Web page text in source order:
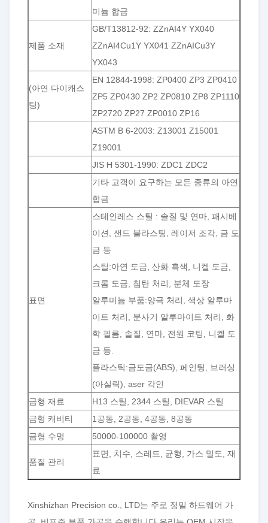
미늄 합금
제품 소재
GB/T13812-92: ZZnAI4Y YX040
ZZnAI4Cu1Y YX041 ZZnAICu3Y
YX043
(아연 다이캐스
팅)
EN 12844-1998: ZP0400 ZP3 ZP0410
ZP5 ZP0430 ZP2 ZP0810 ZP8 ZP1110
ZP2720 ZP27 ZP0010 ZP16
ASTM B 6-2003: Z13001 Z15001
Z19001
JIS H 5301-1990: ZDC1 ZDC2
기타 고객이 요구하는 모든 종류의 아연
합금
표면
스테인레스 스틸 : 솔질 및 연마, 패시베
이션, 샌드 블라스팅, 레이저 조각, 금 도
금 등
스틸:아연 도금, 산화 흑색, 니켈 도금,
크롬 도금, 침탄 처리, 분체 도장
알루미늄 부품:양극 처리, 색상 알루마
이트 처리, 분사기 알루마이트 처리, 화
학 필름, 솔질, 연마, 전원 코팅, 니켈 도
금 등.
플라스틱:금도금(ABS), 페인팅, 브러싱
(아실릭), aser 각인
금형 재료
H13 스틸, 2344 스틸, DIEVAR 스틸
금형 캐비티
1공동, 2공동, 4공동, 8공동
금형 수명
50000-100000 촬영
품질 관리
표면, 치수, 스레드, 균형, 가스 밀도, 재
료
Xinshizhan Precision co., LTD는 주로 정밀 하드웨어 가